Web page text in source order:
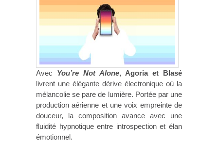
Avec You’re Not Alone, Agoria et Blasé
livrent une élégante dérive électronique où la
mélancolie se pare de lumière. Portée par une
production aérienne et une voix empreinte de
douceur, la composition avance avec une
fluidité hypnotique entre introspection et élan
émotionnel.